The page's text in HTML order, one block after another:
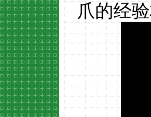
爪的经